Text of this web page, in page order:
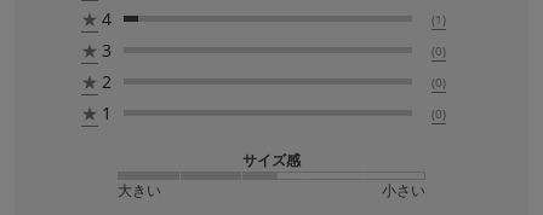
★ 4 (1)
★ 3 (0)
★ 2 (0)
★ 1 (0)
サイズ感
大きい
小さい